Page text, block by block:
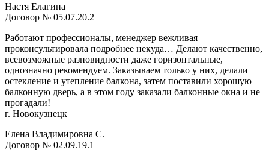
Настя Елагина
Договор № 05.07.20.2
Работают профессионалы, менеджер вежливая —
проконсультировала подробнее некуда… Делают качественно,
всевозможные разновидности даже горизонтальные,
однозначно рекомендуем. Заказываем только у них, делали
остекление и утепление балкона, затем поставили хорошую
балконную дверь, а в этом году заказали балконные окна и не
прогадали!
г. Новокузнецк
Елена Владимировна С.
Договор № 02.09.19.1